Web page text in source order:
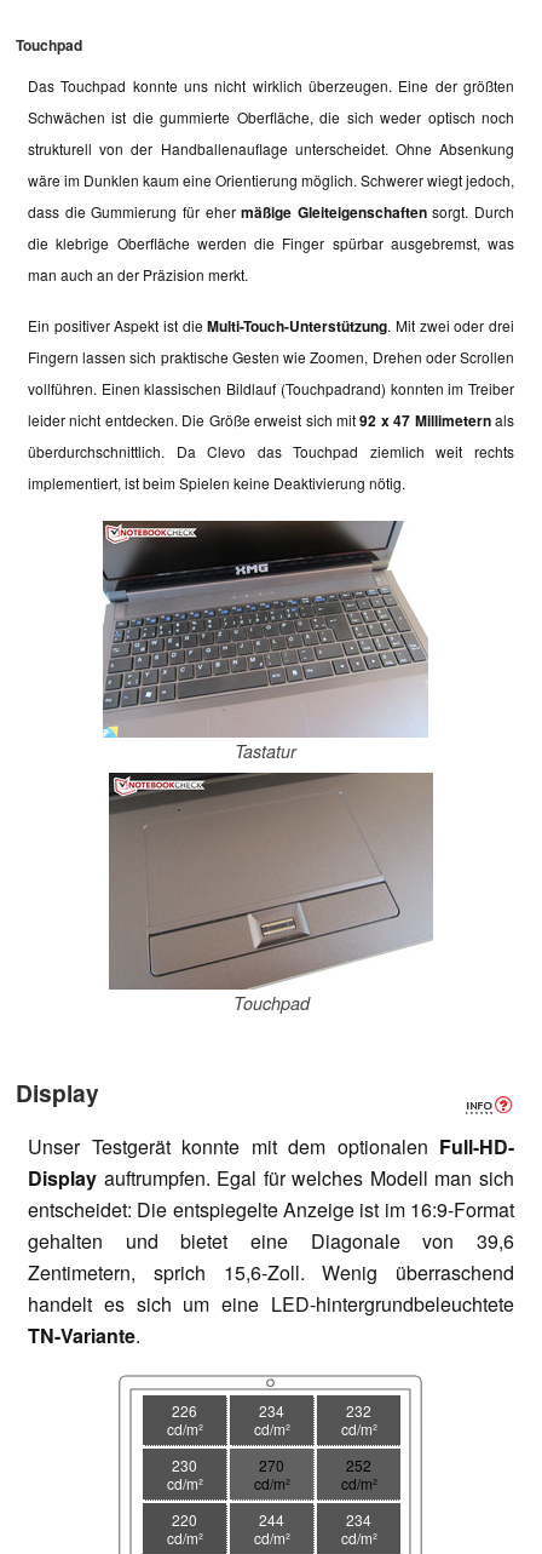
Touchpad
Das Touchpad konnte uns nicht wirklich überzeugen. Eine der größten
Schwächen ist die gummierte Oberfläche, die sich weder optisch noch
strukturell von der Handballenauflage unterscheidet. Ohne Absenkung
wäre im Dunklen kaum eine Orientierung möglich. Schwerer wiegt jedoch,
dass die Gummierung für ehermäßige Gleiteigenschaftensorgt. Durch
die klebrige Oberfläche werden die Finger spürbar ausgebremst, was
man auch an der Präzision merkt.
Ein positiver Aspekt ist dieMulti-Touch-Unterstützung. Mit zwei oder drei
Fingern lassen sich praktische Gesten wie Zoomen, Drehen oder Scrollen
vollführen. Einen klassischen Bildlauf (Touchpadrand) konnten im Treiber
leider nicht entdecken. Die Größe erweist sich mit92 x 47 Millimeternals
überdurchschnittlich. Da Clevo das Touchpad ziemlich weit rechts
implementiert, ist beim Spielen keine Deaktivierung nötig.
Tastatur
Touchpad
Display
Unser Testgerät konnte mit dem optionalen Full-HD-
Display auftrumpfen. Egal für welches Modell man sich
entscheidet: Die entspiegelte Anzeige ist im 16:9-Format
gehalten und bietet eine Diagonale von 39,6
Zentimetern, sprich 15,6-Zoll. Wenig überraschend
handelt es sich um eine LED-hintergrundbeleuchtete
TN-Variante.
226
cd/m²
234
cd/m²
232
cd/m²
230
cd/m²
270
cd/m²
252
cd/m²
220
cd/m²
244
cd/m²
234
cd/m²